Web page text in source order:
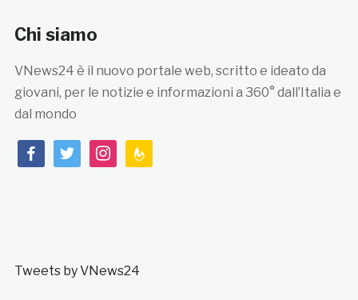
Chi siamo
VNews24 è il nuovo portale web, scritto e ideato da
giovani, per le notizie e informazioni a 360° dall’Italia e
dal mondo
facebooktwitterinstagramfeedburner
Tweets by VNews24